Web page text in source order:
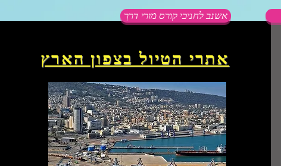
אשנב לחניכי קורס מורי דרך
אתרי הטיול בצפון הארץ